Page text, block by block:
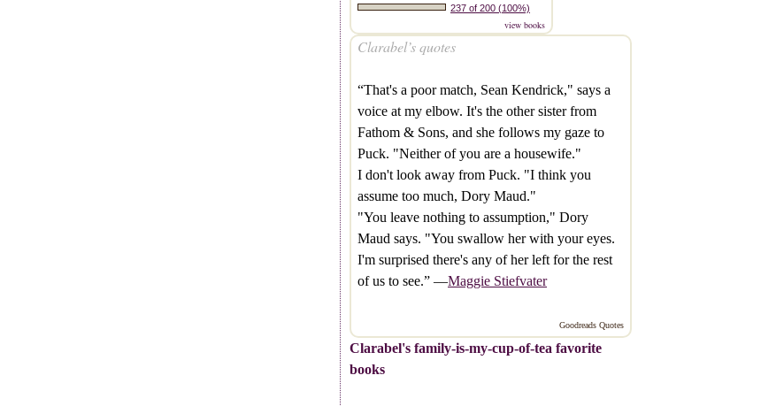
237 of 200 (100%)
view books
Clarabel’s quotes
“That's a poor match, Sean Kendrick," says a
voice at my elbow. It's the other sister from
Fathom & Sons, and she follows my gaze to
Puck. "Neither of you are a housewife."
I don't look away from Puck. "I think you
assume too much, Dory Maud."
"You leave nothing to assumption," Dory
Maud says. "You swallow her with your eyes.
I'm surprised there's any of her left for the rest
of us to see.” —Maggie Stiefvater
Goodreads Quotes
Clarabel's family-is-my-cup-of-tea favorite
books